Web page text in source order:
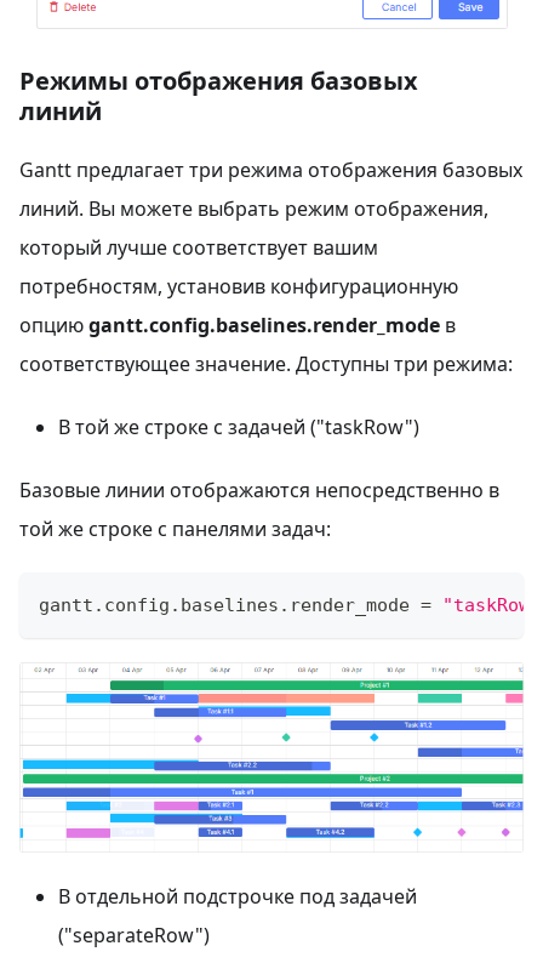
Режимы отображения базовых
линий
Gantt предлагает три режима отображения базовых
линий. Вы можете выбрать режим отображения,
который лучше соответствует вашим
потребностям, установив конфигурационную
опциюgantt.config.baselines.render_mode в
соответствующее значение. Доступны три режима:
В той же строке с задачей ("taskRow")
Базовые линии отображаются непосредственно в
той же строке с панелями задач:
gantt . config . baselines . render_mode = "taskRow"
В отдельной подстрочке под задачей
("separateRow")